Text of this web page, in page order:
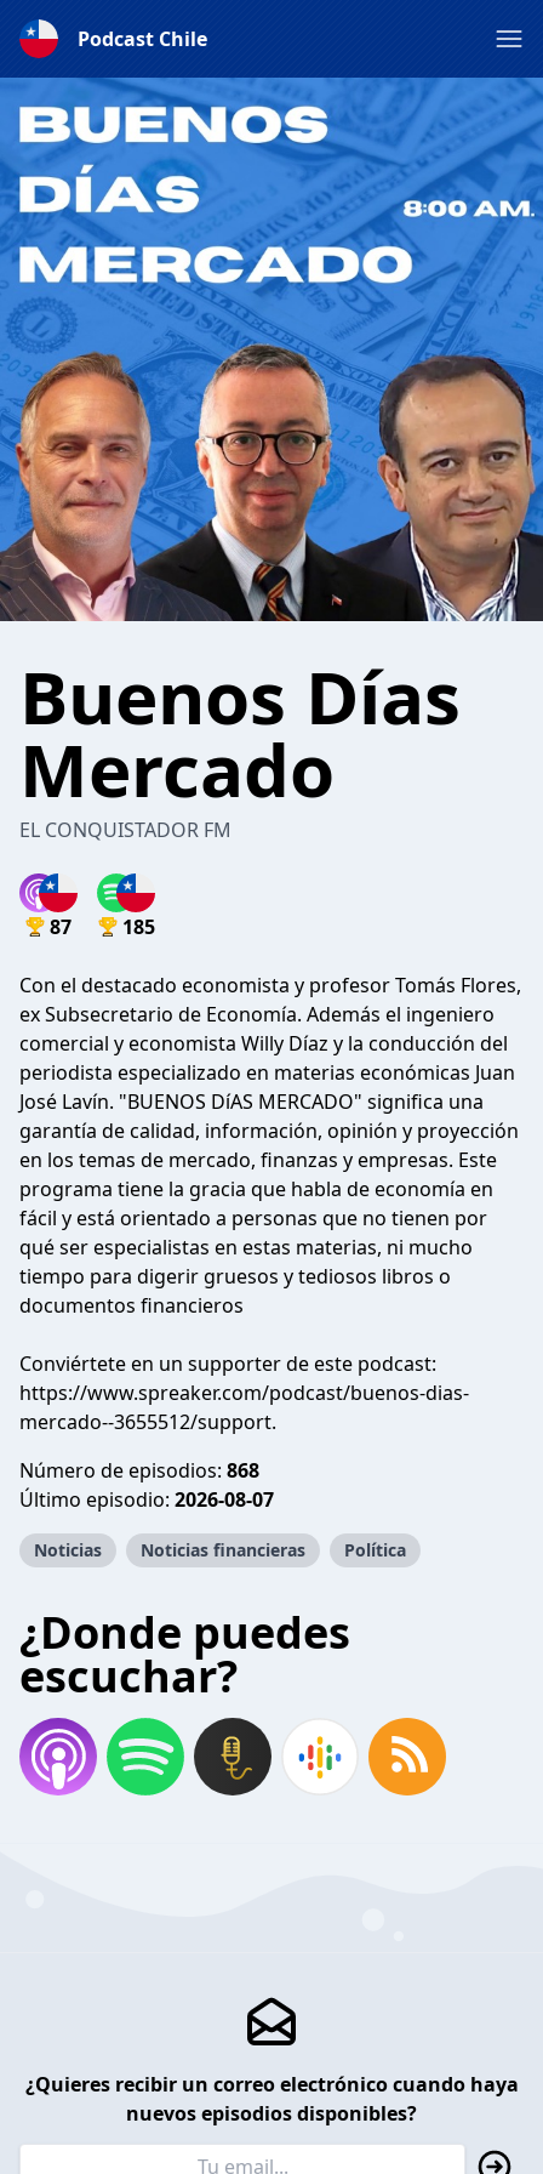
Podcast Chile
Buenos Días
Mercado
EL CONQUISTADOR FM
87 185
Con el destacado economista y profesor Tomás Flores,
ex Subsecretario de Economía. Además el ingeniero
comercial y economista Willy Díaz y la conducción del
periodista especializado en materias económicas Juan
José Lavín. "BUENOS DíAS MERCADO" significa una
garantía de calidad, información, opinión y proyección
en los temas de mercado, finanzas y empresas. Este
programa tiene la gracia que habla de economía en
fácil y está orientado a personas que no tienen por
qué ser especialistas en estas materias, ni mucho
tiempo para digerir gruesos y tediosos libros o
documentos financieros
Conviértete en un supporter de este podcast:
https://www.spreaker.com/podcast/buenos-dias-
mercado--3655512/support.
Número de episodios: 868
Último episodio: 2026-08-07
Noticias Noticias financieras Política
¿Donde puedes
escuchar?
¿Quieres recibir un correo electrónico cuando haya
nuevos episodios disponibles?